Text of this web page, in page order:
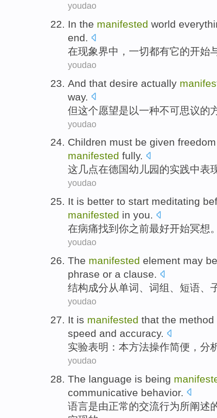
youdao
In the manifested world
end.
在现象界中， 一切都有它的开始
youdao
And that desire actually
way.
但这个愿望是以一种不可思议的
youdao
Children must be given
manifested fully.
这几点在德国幼儿园的实践中表
youdao
It is better to start meditating
manifested in you.
在病痛找到 你之前最好开始冥想
youdao
The manifested element may be
phrase or a clause.
结构成分从单词 、 词组 、短语、
youdao
It is manifested that the method
speed and accuracy.
实验表明 ： 本方法操作简便 ，分
youdao
The language is being
communicative behavior.
语言是由正常的交流行为所阐述